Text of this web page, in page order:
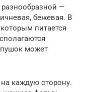
—
бежевая. В
питается
пушок может
каждую сторону.